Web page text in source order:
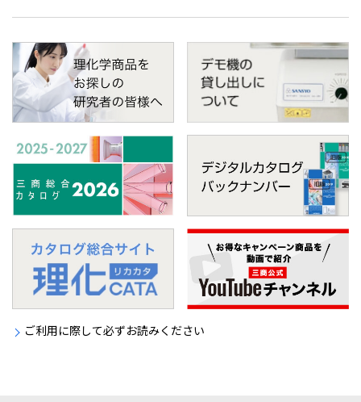
ご利用に際して必ずお読みください